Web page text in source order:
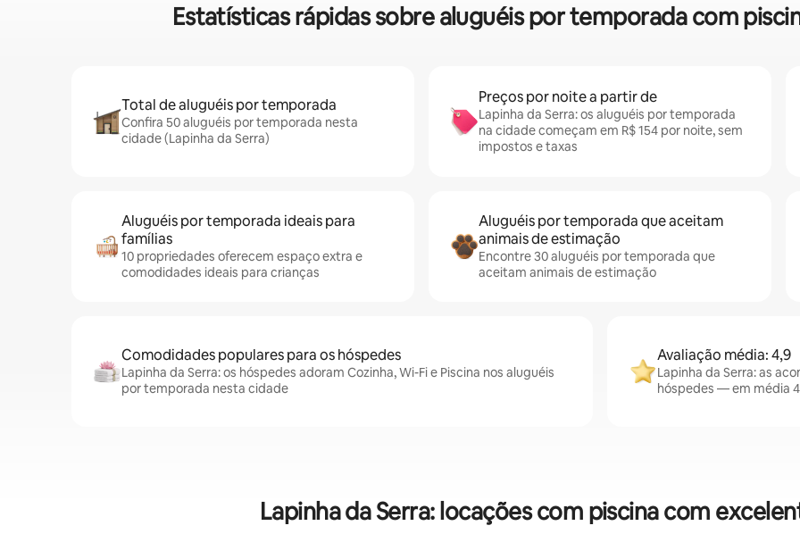
Estatísticas rápidas sobre aluguéis por temporada com
Total de aluguéis por temporada
Confira 50 aluguéis por temporada nesta
cidade (Lapinha da Serra)
Preços por noite a partir de
Lapinha da Serra: os aluguéis por temporada
na cidade começam em R$ 154 por noite, sem
impostos e taxas
Aluguéis por temporada ideais para
famílias
10 propriedades oferecem espaço extra e
comodidades ideais para crianças
Aluguéis por temporada que aceitam
animais de estimação
Encontre 30 aluguéis por temporada que
aceitam animais de estimação
Comodidades populares para os hóspedes
Lapinha da Serra: os hóspedes adoram Cozinha, Wi-Fi e Piscina nos aluguéis
por temporada nesta cidade
Avaliação média: 4,9
Lapinha da Serra: as
hóspedes — em média
Lapinha da Serra: locações com piscina com